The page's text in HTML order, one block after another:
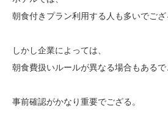
朝食付きプラン利用する人も多いでござ
しかし企業によっては、
朝食費扱いルールが異なる場合もあるで
事前確認がかなり重要でござる。